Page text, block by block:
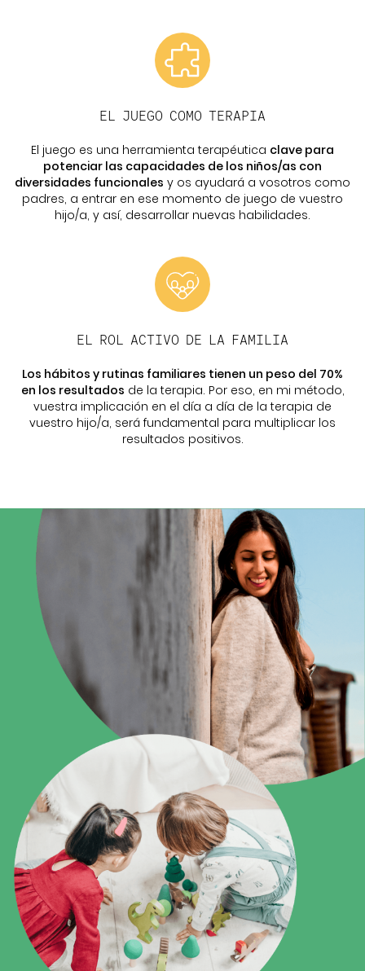
EL JUEGO COMO TERAPIA
El juego es una herramienta terapéutica clave para
potenciar las capacidades de los niños/as con
diversidades funcionales y os ayudará a vosotros como
padres, a entrar en ese momento de juego de vuestro
hijo/a, y así, desarrollar nuevas habilidades.
EL ROL ACTIVO DE LA FAMILIA
Los hábitos y rutinas familiares tienen un peso del 70%
en los resultados de la terapia. Por eso, en mi método,
vuestra implicación en el día a día de la terapia de
vuestro hijo/a, será fundamental para multiplicar los
resultados positivos.